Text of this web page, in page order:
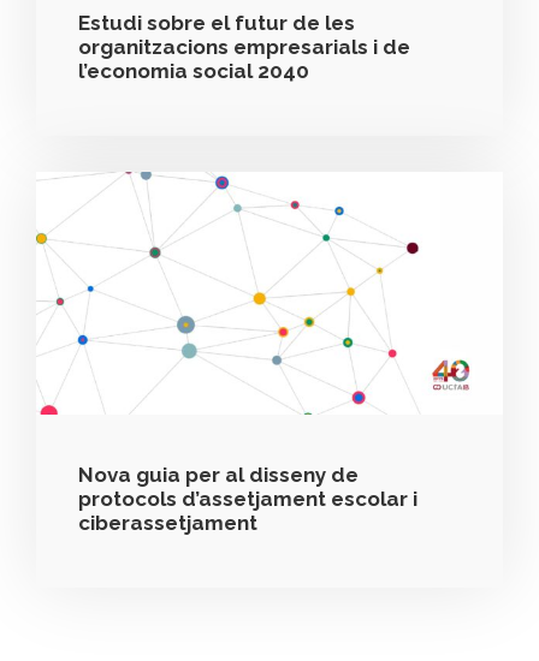
Estudi sobre el futur de les
organitzacions empresarials i de
l’economia social 2040
Nova guia per al disseny de
protocols d’assetjament escolar i
ciberassetjament